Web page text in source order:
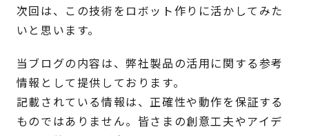
次回は、この技術をロボット作りに活かしてみた
いと思います。
当ブログの内容は、弊社製品の活用に関する参考
情報として提供しております。
記載されている情報は、正確性や動作を保証する
ものではありません。皆さまの創意工夫やアイデ